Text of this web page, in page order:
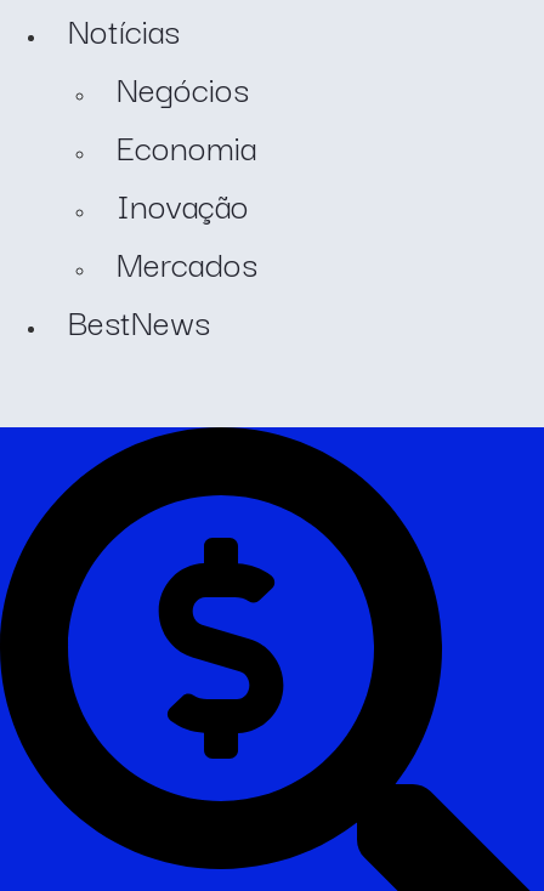
Notícias
Negócios
Economia
Inovação
Mercados
BestNews